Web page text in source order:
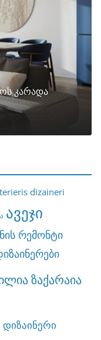
კარადა
dizaineri
ავეჯი
რემონტი
ზაქარაია